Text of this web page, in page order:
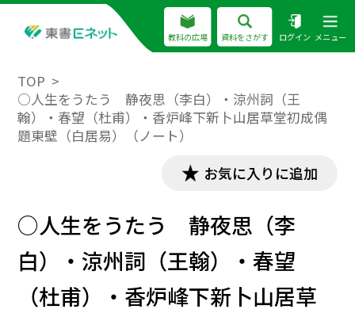
教科の広場 資料をさがす ログイン メニュー
TOP
○人生をうたう 静夜思（李白）・涼州詞（王
翰）・春望（杜甫）・香炉峰下新卜山居草堂初成偶
題東壁（白居易）（ノート）
お気に入りに追加
○人生をうたう 静夜思（李
白）・涼州詞（王翰）・春望
（杜甫）・香炉峰下新卜山居草